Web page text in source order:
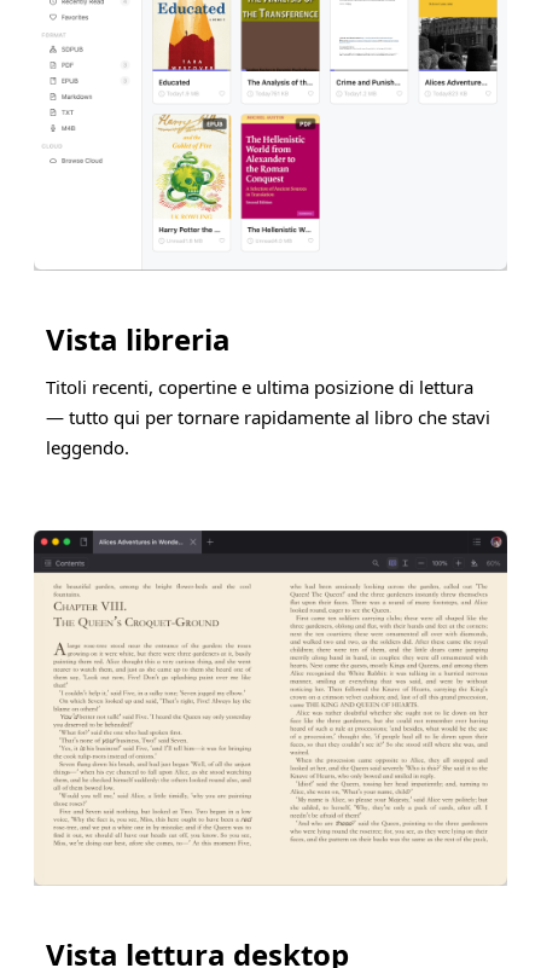
Vista libreria
Titoli recenti, copertine e ultima posizione di lettura
— tutto qui per tornare rapidamente al libro che stavi
leggendo.
Vista lettura desktop